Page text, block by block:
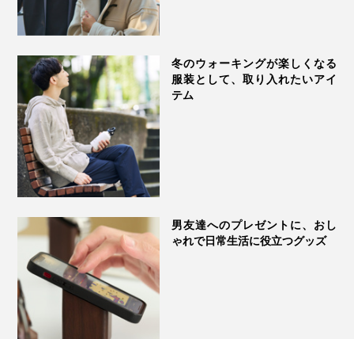
冬のウォーキングが楽しくなる
服装として、取り入れたいアイ
テム
男友達へのプレゼントに、おし
ゃれで日常生活に役立つグッズ